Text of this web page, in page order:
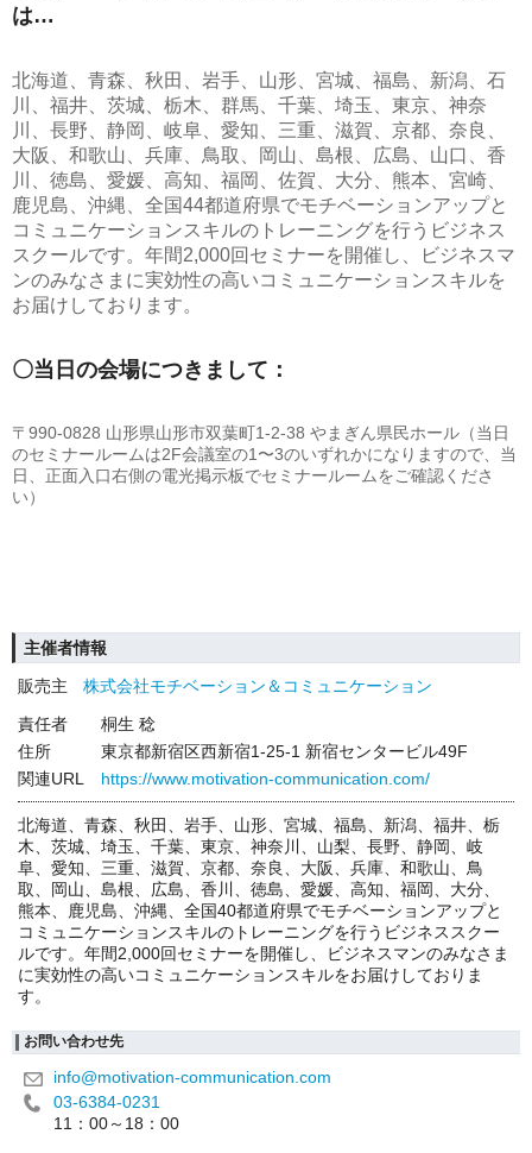
は…
北海道、青森、秋田、岩手、山形、宮城、福島、新潟、石
川、福井、茨城、栃木、群馬、千葉、埼玉、東京、神奈
川、長野、静岡、岐阜、愛知、三重、滋賀、京都、奈良、
大阪、和歌山、兵庫、鳥取、岡山、島根、広島、山口、香
川、徳島、愛媛、高知、福岡、佐賀、大分、熊本、宮崎、
鹿児島、沖縄、全国44都道府県でモチベーションアップと
コミュニケーションスキルのトレーニングを行うビジネス
スクールです。年間2,000回セミナーを開催し、ビジネスマ
ンのみなさまに実効性の高いコミュニケーションスキルを
お届けしております。
〇当日の会場につきまして：
〒990-0828 山形県山形市双葉町1-2-38 やまぎん県民ホール（当日
のセミナールームは2F会議室の1〜3のいずれかになりますので、当
日、正面入口右側の電光掲示板でセミナールームをご確認くださ
い）
主催者情報
販売主
株式会社モチベーション＆コミュニケーション
責任者
桐生 稔
住所
東京都新宿区西新宿1-25-1 新宿センタービル49F
関連URL
https://www.motivation-communication.com/
北海道、青森、秋田、岩手、山形、宮城、福島、新潟、福井、栃
木、茨城、埼玉、千葉、東京、神奈川、山梨、長野、静岡、岐
阜、愛知、三重、滋賀、京都、奈良、大阪、兵庫、和歌山、鳥
取、岡山、島根、広島、香川、徳島、愛媛、高知、福岡、大分、
熊本、鹿児島、沖縄、全国40都道府県でモチベーションアップと
コミュニケーションスキルのトレーニングを行うビジネススクー
ルです。年間2,000回セミナーを開催し、ビジネスマンのみなさま
に実効性の高いコミュニケーションスキルをお届けしておりま
す。
お問い合わせ先
info@motivation-communication.com
03-6384-0231
11：00～18：00